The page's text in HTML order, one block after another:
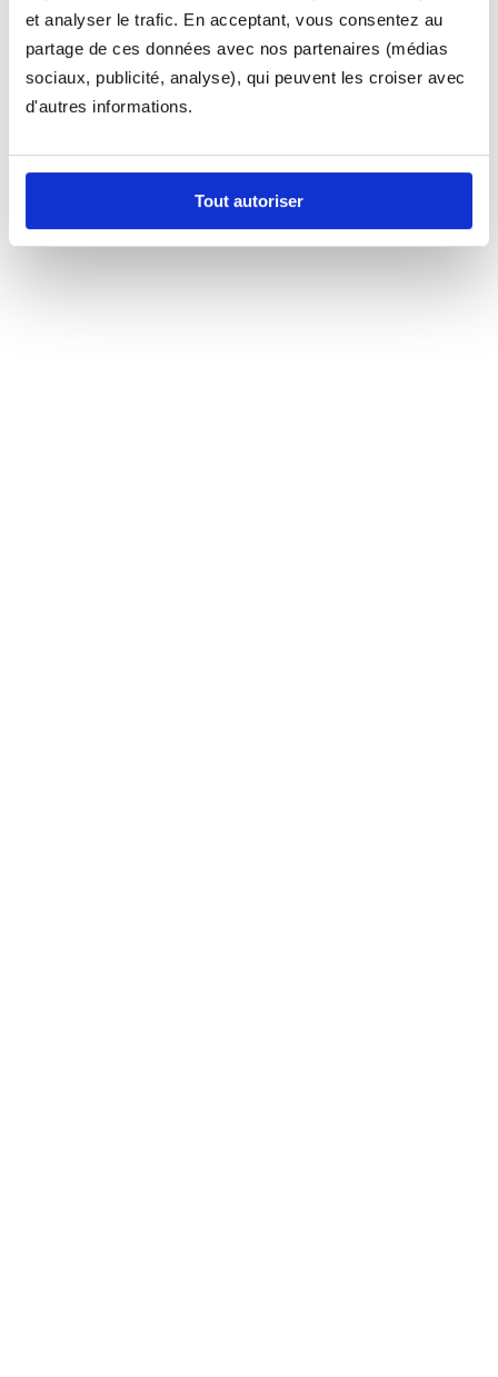
et analyser le trafic. En acceptant, vous consentez au
partage de ces données avec nos partenaires (médias
sociaux, publicité, analyse), qui peuvent les croiser avec
d'autres informations.
Tout autoriser